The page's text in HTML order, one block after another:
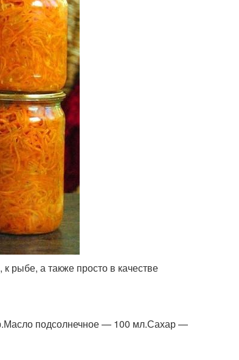
рыбе, а также просто в качестве
подсолнечное — 100 мл.Сахар —